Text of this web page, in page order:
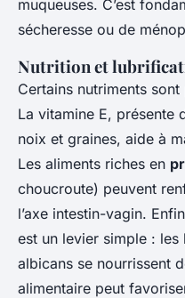
muqueuses. C’est
sécheresse ou de
Nutrition et
Certains nutriments
La vitamine E, présente
noix et graines, aide à
Les aliments riches en
choucroute) peuvent
l’axe intestin-vagin.
est un levier simple :
albicans se nourrissent
alimentaire peut